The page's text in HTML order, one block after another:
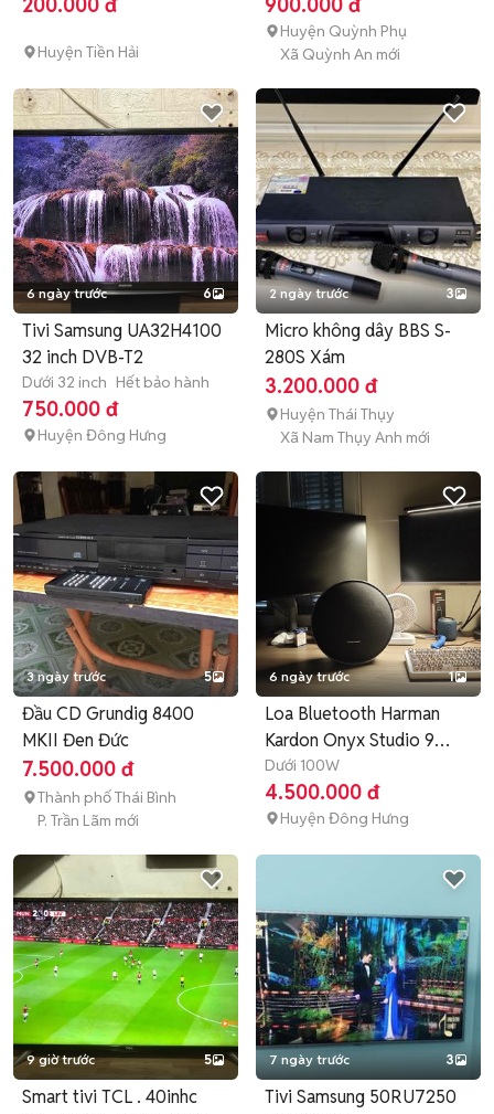
Huyện Tiền Hải
Huyện Quỳnh Phụ
Xã Quỳnh An mới
6 ngày trước 6
Tivi Samsung UA32H4100
32 inch DVB-T2
Dưới 32 inch Hết bảo hành
750.000 đ
Huyện Đông Hưng
2 ngày trước 3
Micro không dây BBS S-
280S Xám
3.200.000 đ
Huyện Thái Thụy
Xã Nam Thụy Anh mới
3 ngày trước 5
Đầu CD Grundig 8400
MKII Đen Đức
7.500.000 đ
Thành phố Thái Bình
P. Trần Lãm mới
6 ngày trước 1
Loa Bluetooth Harman
Kardon Onyx Studio 9
Đen 99%
Dưới 100W
4.500.000 đ
Huyện Đông Hưng
9 giờ trước 5
Smart tivi TCL . 40inhc
7 ngày trước 3
Tivi Samsung 50RU7250